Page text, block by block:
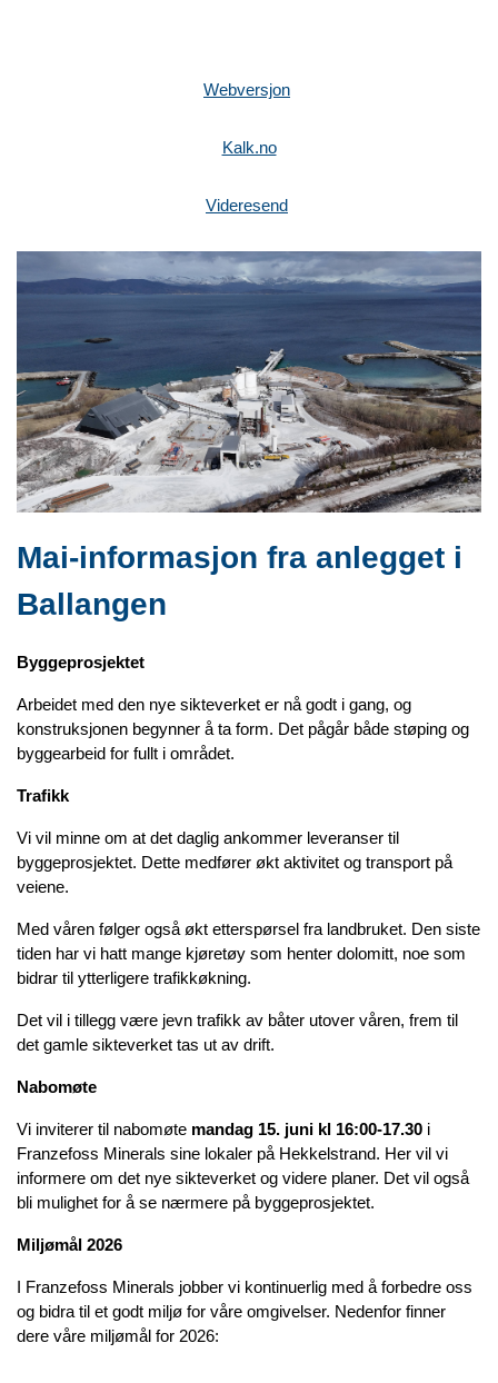
Webversjon
Kalk.no
Videresend
Mai-informasjon fra anlegget i
Ballangen
Byggeprosjektet
Arbeidet med den nye sikteverket er nå godt i gang, og
konstruksjonen begynner å ta form. Det pågår både støping og
byggearbeid for fullt i området.
Trafikk
Vi vil minne om at det daglig ankommer leveranser til
byggeprosjektet. Dette medfører økt aktivitet og transport på
veiene.
Med våren følger også økt etterspørsel fra landbruket. Den siste
tiden har vi hatt mange kjøretøy som henter dolomitt, noe som
bidrar til ytterligere trafikkøkning.
Det vil i tillegg være jevn trafikk av båter utover våren, frem til
det gamle sikteverket tas ut av drift.
Nabomøte
Vi inviterer til nabomøte mandag 15. juni kl 16:00-17.30 i
Franzefoss Minerals sine lokaler på Hekkelstrand. Her vil vi
informere om det nye sikteverket og videre planer. Det vil også
bli mulighet for å se nærmere på byggeprosjektet.
Miljømål 2026
I Franzefoss Minerals jobber vi kontinuerlig med å forbedre oss
og bidra til et godt miljø for våre omgivelser. Nedenfor finner
dere våre miljømål for 2026: